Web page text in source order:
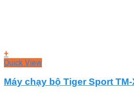
+
Quick View
Máy chạy bộ Tiger Sport TM-